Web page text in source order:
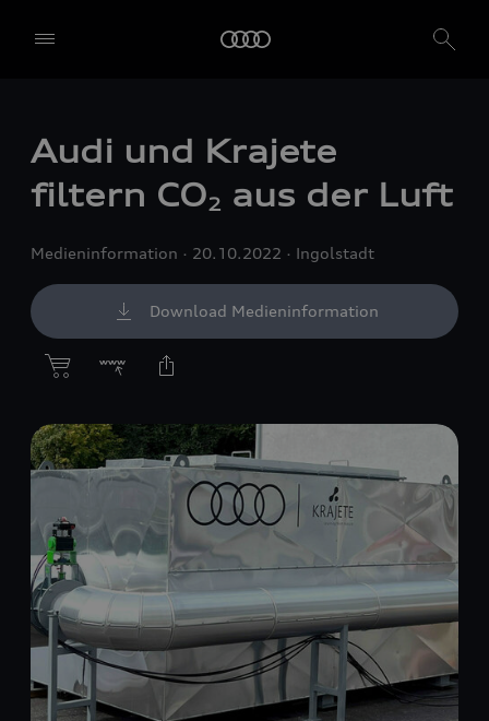
Audi und Krajete
filtern CO2 aus der Luft
Medieninformation 20.10.2022 Ingolstadt
Download Medieninformation